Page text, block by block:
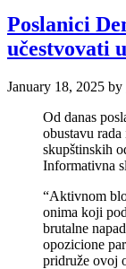
Poslanici
učestvovati
January 18, 2025 by
Od danas
obustavu
skupštinskih
Informativna
“Aktivnom
onima koji
brutalne
opozicione
pridruže ovoj